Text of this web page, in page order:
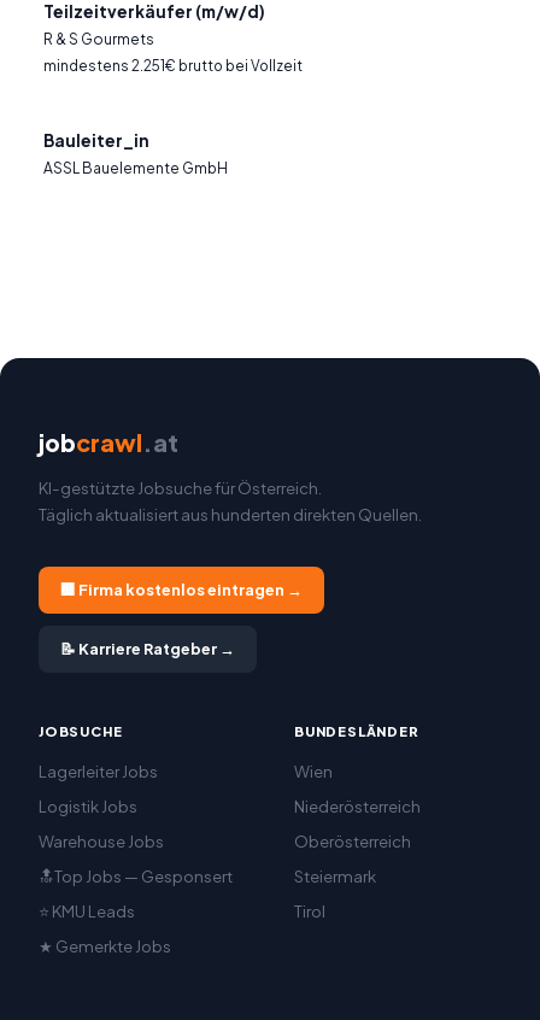
Teilzeitverkäufer (m/w/d)
R & S Gourmets
mindestens 2.251€ brutto bei Vollzeit
Bauleiter_in
ASSL Bauelemente GmbH
jobcrawl.at
KI-gestützte Jobsuche für Österreich.
Täglich aktualisiert aus hunderten direkten Quellen.
🏢 Firma kostenlos eintragen →
📝 Karriere Ratgeber →
JOBSUCHE
Lagerleiter Jobs
Logistik Jobs
Warehouse Jobs
🔝Top Jobs — Gesponsert
⭐ KMU Leads
★ Gemerkte Jobs
BUNDESLÄNDER
Wien
Niederösterreich
Oberösterreich
Steiermark
Tirol